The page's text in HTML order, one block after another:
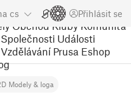
cs Přihlásit se
Obchod Kluby Komunita
Společnosti Události
Vzdělávání Prusa Eshop
Modely & loga